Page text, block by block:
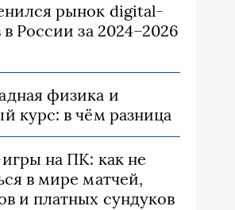
рынок digital-
в России за 2024–2026
физика и
курс: в чём разница
на ПК: как не
в мире матчей,
и платных сундуков